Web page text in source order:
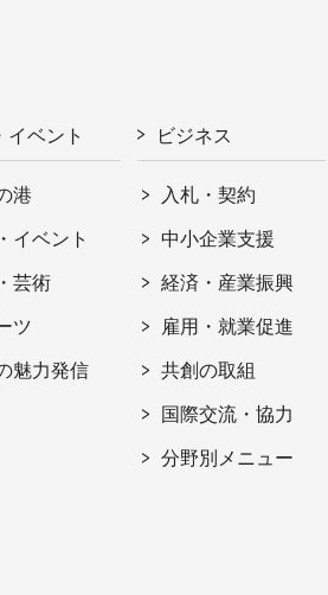
イベント
港
イベント
芸術
ツ
魅力発信
ビジネス
入札・契約
中小企業支援
経済・産業振興
雇用・就業促進
共創の取組
国際交流・協力
分野別メニュー